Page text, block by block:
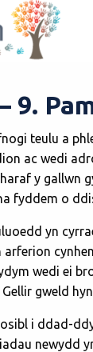
9.
teulu a
ac wedi
y gallwn
fyddem o
yn
wedi ei
gweld
i ddad-
newydd